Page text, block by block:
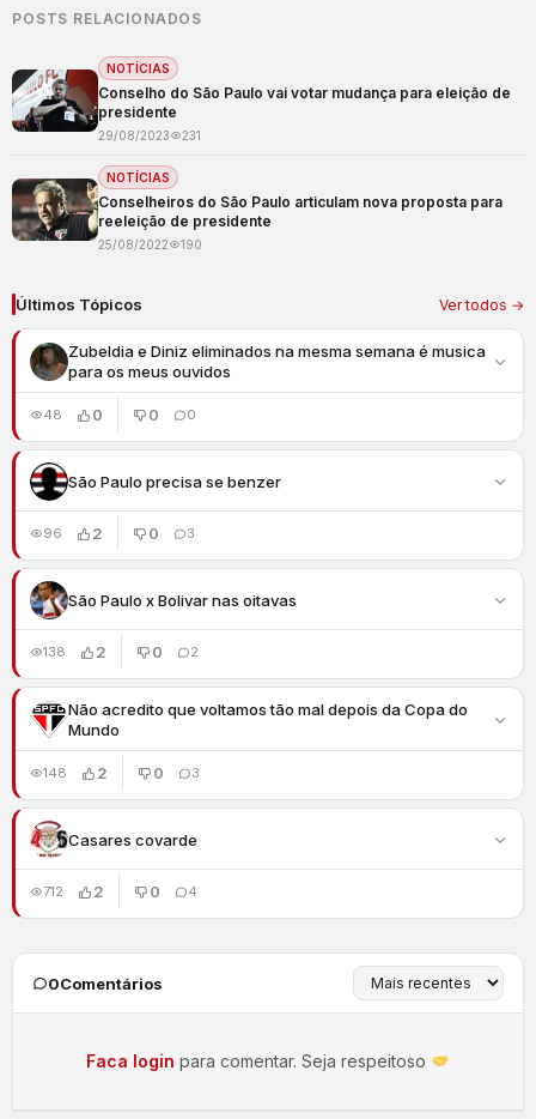
POSTS RELACIONADOS
NOTÍCIAS
Conselho do São Paulo vai votar mudança para eleição de
presidente
29/08/2023 231
NOTÍCIAS
Conselheiros do São Paulo articulam nova proposta para
reeleição de presidente
25/08/2022 190
Últimos Tópicos Ver todos →
Zubeldia e Diniz eliminados na mesma semana é musica
para os meus ouvidos
48 0 0 0
São Paulo precisa se benzer
96 2 0 3
São Paulo x Bolivar nas oitavas
138 2 0 2
Não acredito que voltamos tão mal depois da Copa do
Mundo
148 2 0 3
Casares covarde
712 2 0 4
0Comentários
Faca login para comentar. Seja respeitoso